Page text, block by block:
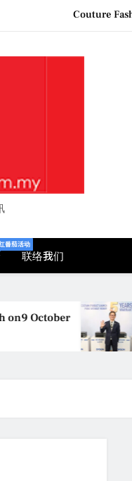
2026 Unites Global
番茄活动
联络我们
October